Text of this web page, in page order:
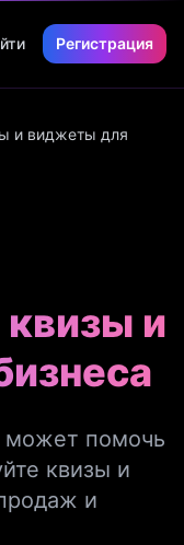
Регистрация
и виджеты для
и
может помочь
квизы и
и